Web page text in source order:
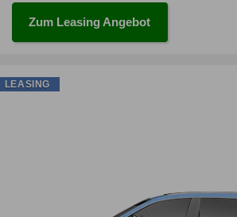
Zum Leasing Angebot
LEASING